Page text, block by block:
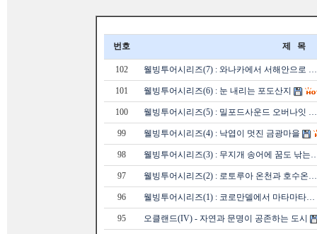
번호 제 목
102 웰빙투어시리즈(7) : 와나카에서 서해안으로 …
101 웰빙투어시리즈(6) : 눈 내리는 포도산지
100 웰빙투어시리즈(5) : 밀포드사운드 오버나잇 …
99 웰빙투어시리즈(4) : 낙엽이 멋진 금광마을
98 웰빙투어시리즈(3) : 무지개 송어에 꿈도 낚는
97 웰빙투어시리즈(2) : 로토루아 온천과 호수온…
96 웰빙투어시리즈(1) : 코로만델에서 마타마타…
95 오클랜드(IV) - 자연과 문명이 공존하는 도시